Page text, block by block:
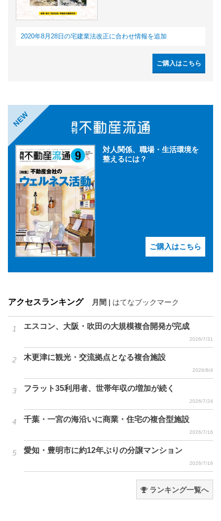
2020年8月28日の宅建業法改正に合わせ情報を追加
ご購入はこちら
NEW
対人関係、職場・生活環境を
整えるには？
ご購入はこちら
アクセスランキング 月間 | はてなブックマーク
エスコン、大阪・吹田の大規模複合開発が完成
2026/7/31
木更津に観光・交流拠点となる複合施設
2026/8/4
フラット35利用者、世帯年収の増加が続く
2026/7/24
千葉・一宮の海沿いに商業・住宅の複合型施設
2026/7/16
愛知・豊明市に約12年ぶりの分譲マンション
2026/7/16
ランキング一覧へ